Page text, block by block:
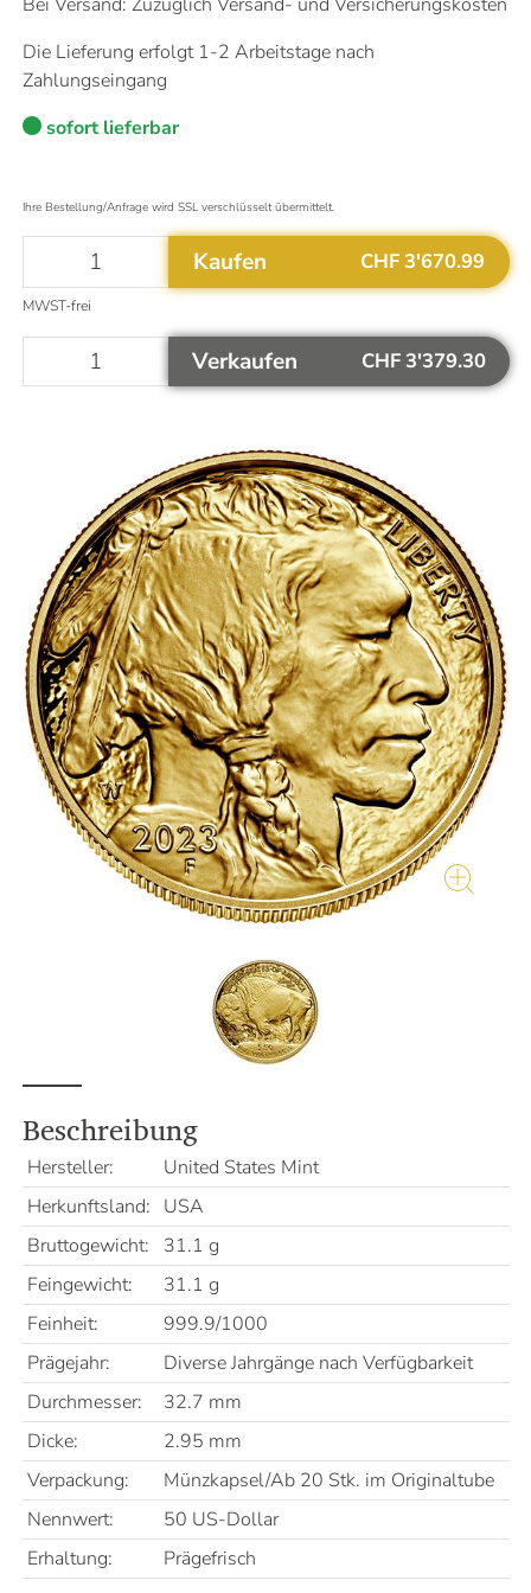
Aktualisiert um00:01Uhr
Mehr Informationen
Die Lieferung erfolgt 1-2 Arbeitstage nach
Zahlungseingang
sofort lieferbar
Ihre Bestellung/Anfrage wird SSL verschlüsselt übermittelt.
Kaufen CHF 3'670.99
MWST-frei
Verkaufen CHF 3'379.30
Beschreibung
Hersteller:
United States Mint
Herkunftsland: USA
Bruttogewicht:
31.1 g
Feingewicht:
31.1 g
Feinheit:
999.9/1000
Prägejahr:
Diverse Jahrgänge nach Verfügbarkeit
Durchmesser:
32.7 mm
Dicke:
2.95 mm
Verpackung:
Münzkapsel/Ab 20 Stk. im Originaltube
Nennwert:
50 US-Dollar
Erhaltung:
Prägefrisch
Das könnte Sie auch interessieren
Warum ist Gold eine gute Investition?
Goldvreneli kaufen
Welche Silbermünzen kaufen?
Flexible Goldbarren kaufen